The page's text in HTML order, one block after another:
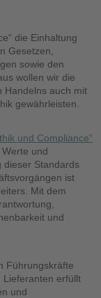
die Einhaltung
Gesetzen,
sowie den
wollen wir die
Handelns auch mit
gewährleisten.
und Compliance“
und
dieser Standards
ist
Mit dem
und
Führungskräfte
Lieferanten erfüllt
und